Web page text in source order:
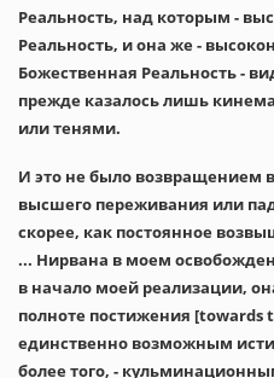
Реальность, над которым -
Реальность, и она же -
Божественная Реальность -
прежде казалось лишь
или тенями.
И это не было возвращением
высшего переживания или
скорее, как постоянное
... Нирвана в моем
в начало моей реализации,
полноте постижения [towards
единственно возможным
более того, -